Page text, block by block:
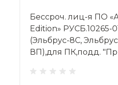
Бессроч. лиц-я ПО
Edition» РУСБ.10265-
(Эльбрус-8С,
ВП),для ПК,подд.